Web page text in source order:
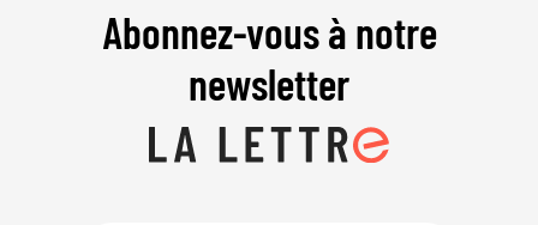
Abonnez-vous à notre
newsletter